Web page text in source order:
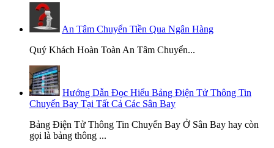
An Tâm Chuyển Tiền Qua Ngân Hàng
Quý Khách Hoàn Toàn An Tâm Chuyển...
Hướng Dẫn Đọc Hiểu Bảng Điện Tử Thông Tin
Chuyến Bay Tại Tất Cả Các Sân Bay
Bảng Điện Tử Thông Tin Chuyến Bay Ở Sân Bay hay còn
gọi là bảng thông ...